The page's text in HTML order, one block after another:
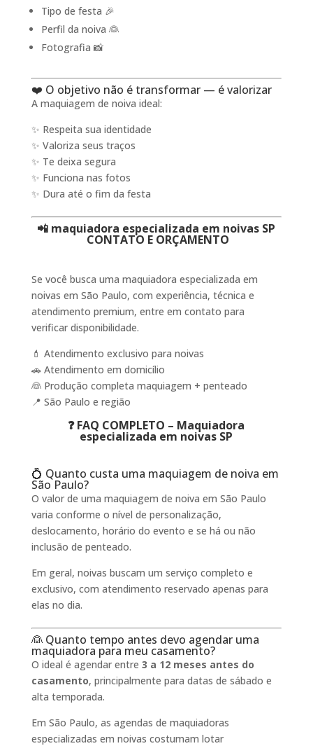
Tipo de festa 🎉
Perfil da noiva 👰
Fotografia 📸
❤️ O objetivo não é transformar — é valorizar
A maquiagem de noiva ideal:
✨ Respeita sua identidade
✨ Valoriza seus traços
✨ Te deixa segura
✨ Funciona nas fotos
✨ Dura até o fim da festa
📲 maquiadora especializada em noivas SP
CONTATO E ORÇAMENTO
Se você busca uma maquiadora especializada em
noivas em São Paulo, com experiência, técnica e
atendimento premium, entre em contato para
verificar disponibilidade.
💄 Atendimento exclusivo para noivas
🚗 Atendimento em domicílio
👰 Produção completa maquiagem + penteado
📍 São Paulo e região
❓ FAQ COMPLETO – Maquiadora
especializada em noivas SP
💍 Quanto custa uma maquiagem de noiva em
São Paulo?
O valor de uma maquiagem de noiva em São Paulo
varia conforme o nível de personalização,
deslocamento, horário do evento e se há ou não
inclusão de penteado.
Em geral, noivas buscam um serviço completo e
exclusivo, com atendimento reservado apenas para
elas no dia.
👰 Quanto tempo antes devo agendar uma
maquiadora para meu casamento?
O ideal é agendar entre 3 a 12 meses antes do
casamento, principalmente para datas de sábado e
alta temporada.
Em São Paulo, as agendas de maquiadoras
especializadas em noivas costumam lotar